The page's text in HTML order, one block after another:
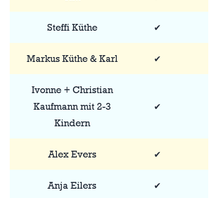
Steffi Küthe ✔
Markus Küthe & Karl ✔
Ivonne + Christian
Kaufmann mit 2-3
Kindern
✔
Alex Evers ✔
Anja Eilers ✔